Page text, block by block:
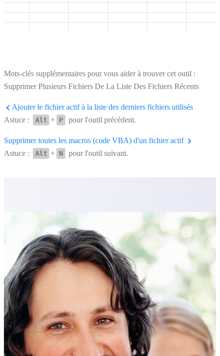
Mots-clés supplémentaires pour vous aider à trouver cet outil :
Supprimer Plusieurs Fichiers De La Liste Des Fichiers Récents
Ajouter le fichier actif à la liste des derniers fichiers utilisés
Astuce :
Alt + P pour l'outil précédent.
Supprimer toutes les macros (code VBA) d'un fichier actif
Astuce :
Alt + N pour l'outil suivant.